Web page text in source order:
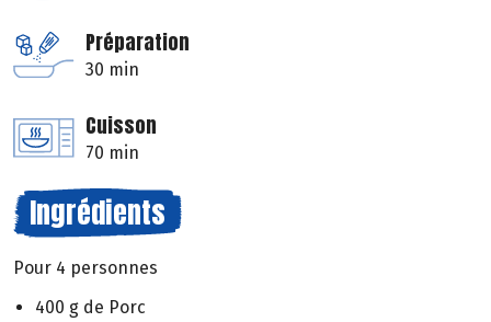
Préparation
30 min
Cuisson
70 min
Ingrédients
Pour 4 personnes
400 g de Porc